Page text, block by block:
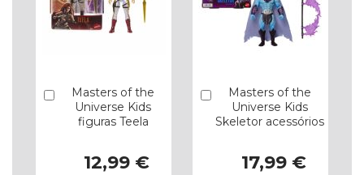
Masters of the
Universe Kids
figuras Teela
12,99 €
Comprar
Masters of the
Universe Kids
Skeletor acessórios
17,99 €
Comprar